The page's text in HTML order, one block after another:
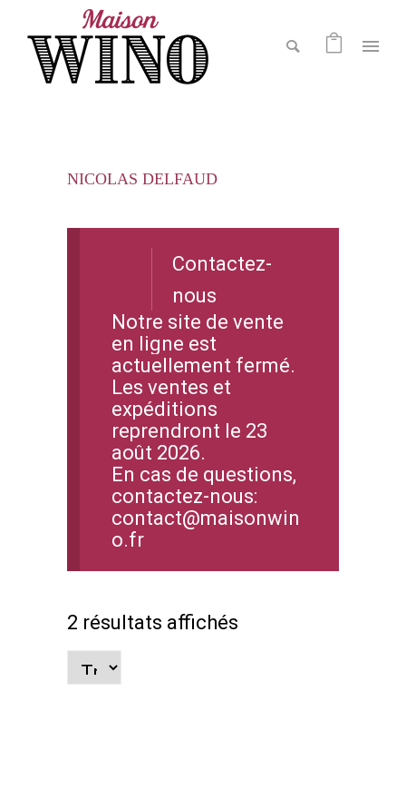
NICOLAS DELFAUD
Contactez-
nous
Notre site de vente
en ligne est
actuellement fermé.
Les ventes et
expéditions
reprendront le 23
août 2026.
En cas de questions,
contactez-nous:
contact@maisonwin
o.fr
2 résultats affichés